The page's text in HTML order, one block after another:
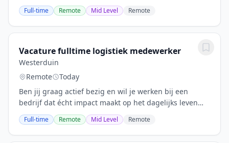
ambulant schoonmaker ga je met een bedrijfsauto op
pad naar verschillende locaties in en rond...
Full-time Remote Mid Level Remote
Vacature fulltime logistiek medewerker
Westerduin
Remote
Today
Ben jij graag actief bezig en wil je werken bij een
bedrijf dat écht impact maakt op het dagelijks leven
van anderen? Werk je nauwkeurig, heb je logistieke
ervaring én vind je het leuk om onderdeel...
Full-time Remote Mid Level Remote